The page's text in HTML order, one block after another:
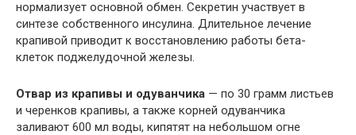
нормализует основной обмен. Секретин участвует в
синтезе собственного инсулина. Длительное лечение
крапивой приводит к восстановлению работы бета-
клеток поджелудочной железы.
Отвар из крапивы и одуванчика — по 30 грамм листьев
и черенков крапивы, а также корней одуванчика
заливают 600 мл воды, кипятят на небольшом огне